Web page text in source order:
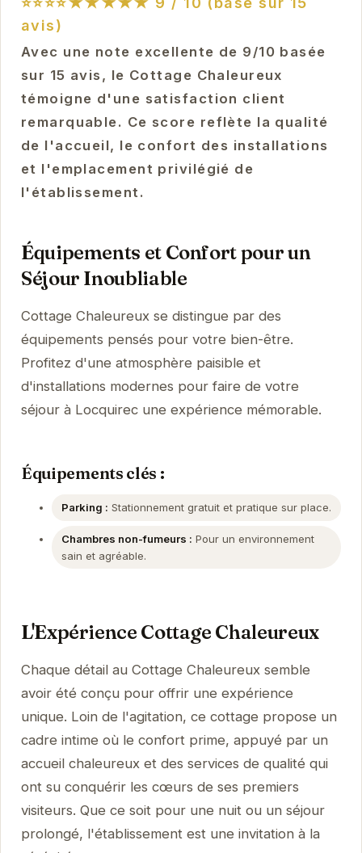
avis)
Avec une note excellente de 9/10 basée
sur 15 avis, le Cottage Chaleureux
témoigne d'une satisfaction client
remarquable. Ce score reflète la qualité
de l'accueil, le confort des installations
et l'emplacement privilégié de
l'établissement.
Équipements et Confort pour un
Séjour Inoubliable
Cottage Chaleureux se distingue par des
équipements pensés pour votre bien-être.
Profitez d'une atmosphère paisible et
d'installations modernes pour faire de votre
séjour à Locquirec une expérience mémorable.
Équipements clés :
Parking : Stationnement gratuit et pratique sur place.
Chambres non-fumeurs : Pour un environnement
sain et agréable.
L'Expérience Cottage Chaleureux
Chaque détail au Cottage Chaleureux semble
avoir été conçu pour offrir une expérience
unique. Loin de l'agitation, ce cottage propose un
cadre intime où le confort prime, appuyé par un
accueil chaleureux et des services de qualité qui
ont su conquérir les cœurs de ses premiers
visiteurs. Que ce soit pour une nuit ou un séjour
prolongé, l'établissement est une invitation à la